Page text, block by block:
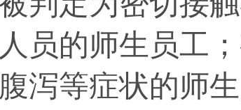
员的师生员工
泻等症状的师